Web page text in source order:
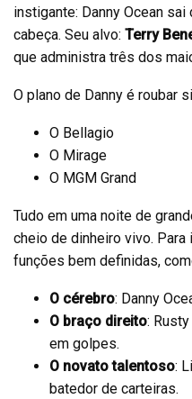
instigante: Danny Ocean
cabeça. Seu alvo: Terry
que administra três dos
O plano de Danny é roubar
O Bellagio
O Mirage
O MGM Grand
Tudo em uma noite de
cheio de dinheiro vivo.
funções bem definidas,
O cérebro: Danny
O braço direito:
em golpes.
O novato talentoso:
batedor de carteiras.